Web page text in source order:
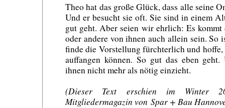
Theo hat das große Glück, dass alle seine
Und er besucht sie oft. Sie sind in einem
gut geht. Aber seien wir ehrlich: Es
oder andere von ihnen auch allein sein. So
finde die Vorstellung fürchterlich und
auffangen können. So gut das eben
ihnen nicht mehr als nötig einzieht.
(Dieser Text erschien im Winter
Mitgliedermagazin von Spar + Bau